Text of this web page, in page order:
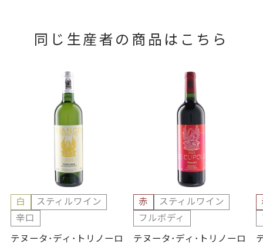
同じ生産者の商品はこちら
白
スティルワイン
辛口
テヌータ･ディ･トリノーロ
赤
スティルワイン
フルボディ
テヌータ･ディ･トリノーロ